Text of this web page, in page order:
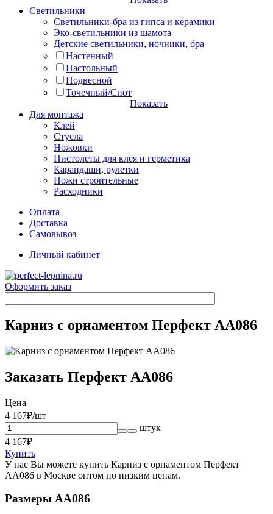
Светильники
Светильники-бра из гипса и керамики
Эко-светильники из шамота
Детские светильники, ночники, бра
Настенный
Настольный
Подвесной
Точечный/Спот
Показать
Для монтажа
Клей
Стусла
Ножовки
Пистолеты для клея и герметика
Карандаши, рулетки
Ножи строительные
Расходники
Оплата
Доставка
Самовывоз
Личный кабинет
Оформить заказ
Карниз с орнаментом Перфект AA086
Заказать Перфект AA086
Цена
4 167₽/шт
штук
4 167₽
Купить
У нас Вы можете купить Карниз с орнаментом Перфект
AA086 в Москве оптом по низким ценам.
Размеры AA086